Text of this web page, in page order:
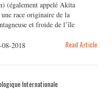
(également appelé Akita
race originaire de la
et froide de l’île
08-2018 Read Article
Internationale